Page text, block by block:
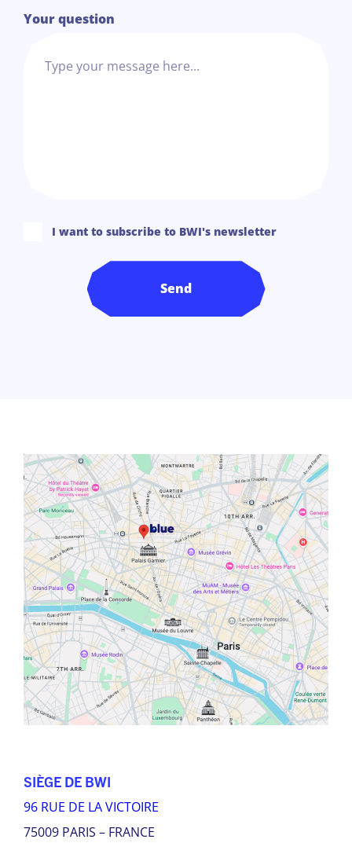
Your question
I want to subscribe to BWI's newsletter
SIÈGE DE BWI
96 RUE DE LA VICTOIRE
75009 PARIS – FRANCE